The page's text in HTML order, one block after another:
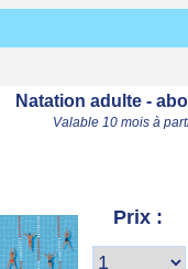
Natation adulte -
Valable 10 mois à
Prix :